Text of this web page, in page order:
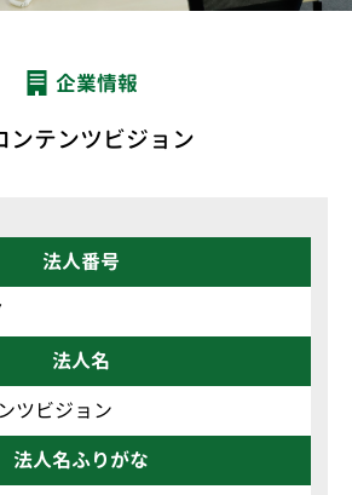
企業情報
ンテンツビジョン
法人番号
法人名
ツビジョン
法人名ふりがな